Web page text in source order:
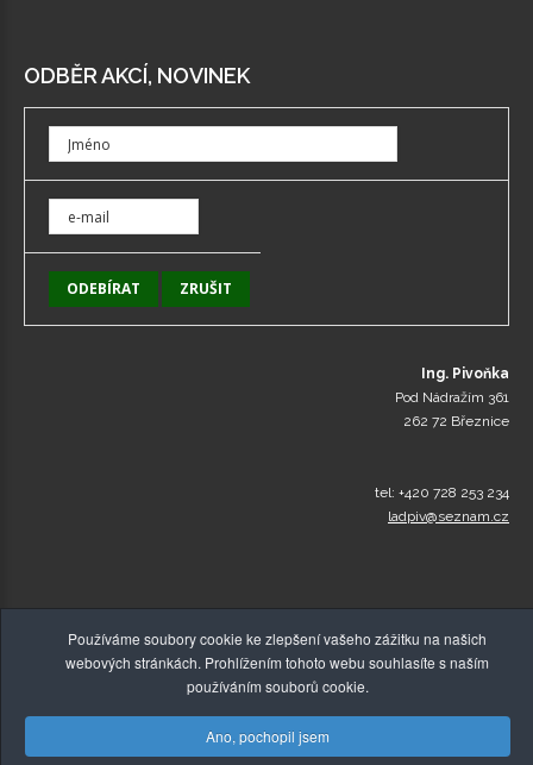
ODBĚR AKCÍ, NOVINEK
Ing. Pivoňka
Pod Nádražím 361
262 72 Březnice
tel: +420 728 253 234
ladpiv@seznam.cz
Používáme soubory cookie ke zlepšení vašeho zážitku na našich
webových stránkách. Prohlížením tohoto webu souhlasíte s naším
používáním souborů cookie.
Ano, pochopil jsem